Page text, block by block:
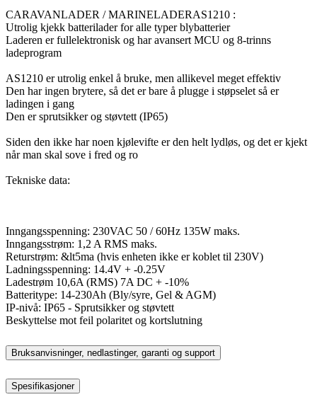
CARAVANLADER / MARINELADERAS1210 :
Utrolig kjekk batterilader for alle typer blybatterier
Laderen er fullelektronisk og har avansert MCU og 8-trinns
ladeprogram
AS1210 er utrolig enkel å bruke, men allikevel meget effektiv
Den har ingen brytere, så det er bare å plugge i støpselet så er
ladingen i gang
Den er sprutsikker og støvtett (IP65)
Siden den ikke har noen kjølevifte er den helt lydløs, og det er kjekt
når man skal sove i fred og ro
Tekniske data:
Inngangsspenning: 230VAC 50 / 60Hz 135W maks.
Inngangsstrøm: 1,2 A RMS maks.
Returstrøm: &lt5ma (hvis enheten ikke er koblet til 230V)
Ladningsspenning: 14.4V + -0.25V
Ladestrøm 10,6A (RMS) 7A DC + -10%
Batteritype: 14-230Ah (Bly/syre, Gel & AGM)
IP-nivå: IP65 - Sprutsikker og støvtett
Beskyttelse mot feil polaritet og kortslutning
Bruksanvisninger, nedlastinger, garanti og support
Spesifikasjoner